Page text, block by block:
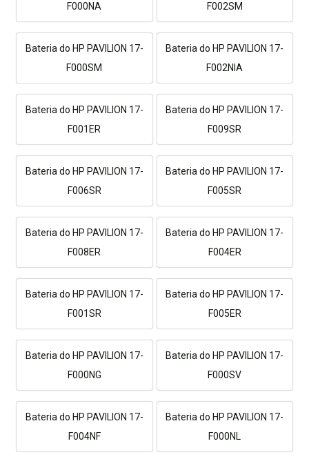
F000NA
F002SM
Bateria do HP PAVILION 17-
F000SM
Bateria do HP PAVILION 17-
F002NIA
Bateria do HP PAVILION 17-
F001ER
Bateria do HP PAVILION 17-
F009SR
Bateria do HP PAVILION 17-
F006SR
Bateria do HP PAVILION 17-
F005SR
Bateria do HP PAVILION 17-
F008ER
Bateria do HP PAVILION 17-
F004ER
Bateria do HP PAVILION 17-
F001SR
Bateria do HP PAVILION 17-
F005ER
Bateria do HP PAVILION 17-
F000NG
Bateria do HP PAVILION 17-
F000SV
Bateria do HP PAVILION 17-
F004NF
Bateria do HP PAVILION 17-
F000NL